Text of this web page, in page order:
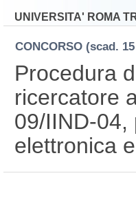
UNIVERSITA' ROMA
CONCORSO (scad.
Procedura
ricercatore
09/IIND-04,
elettronica